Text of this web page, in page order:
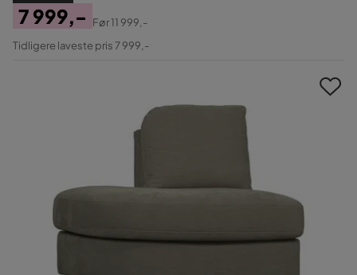
Pris
7 999,-
Original
Før11 999,-
Tidligere laveste pris 7 999,-